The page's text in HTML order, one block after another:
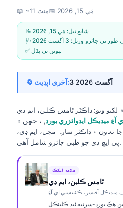
📖 ~11 منٽ📅 مَي 15, 2026
📝 شايع ٿيل: مَي 15, 2026
طور تي جائزو ورتل: 3 آگسٽ 2026
✅ ثبوتن تي ٻڌل
🔄 آخري اپڊيٽ: 3 آگسٽ 2026
لکيو ويو: ڊاڪٽر ٿامس ڪلين، ايم ڊي
آءِ ميڊيڪل ايڊوائزري بورڊ, ، جنهن ۾
تعاون ۽ ڊاڪٽر سارہ مچل، ايم ڊي،
پي ايڇ ڊي جو طبي جائزو شامل آهي.
مکيه ليکڪ
ٿامس ڪلين، ايم ڊي
ميڊيڪل آفيسر، ڪينٽيسٽي اي آءِ
هڪ بورڊ-سرٽيفائيڊ ڪلينڪل